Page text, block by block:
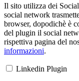
Il sito utilizza dei
social network
browser, dopodichè è
del plugin il social
rispettiva pagina del
informazioni.
Linkedin Plugin